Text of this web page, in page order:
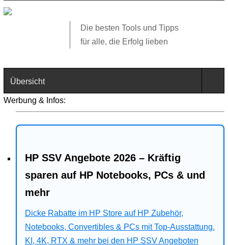
Die besten Tools und Tipps
für alle, die Erfolg lieben
Übersicht
Web
Business
Angebote
Bitdefender
Werbung & Infos:
HP SSV Angebote 2026 – Kräftig
sparen auf HP Notebooks, PCs & und
mehr
Dicke Rabatte im HP Store auf HP Zubehör,
Notebooks, Convertibles & PCs mit Top-Ausstattung.
KI, 4K, RTX & mehr bei den HP SSV Angeboten